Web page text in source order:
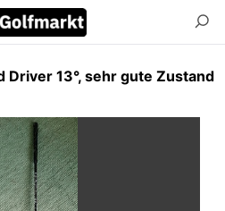
Driver 13°, sehr gute Zustand